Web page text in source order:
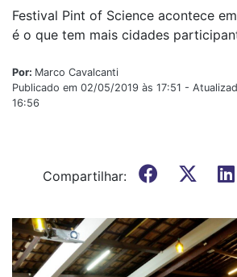
Festival Pint of Science acontece
é o que tem mais cidades
Por: Marco Cavalcanti
Publicado em 02/05/2019 às 17:51 -
16:56
Compartilhar: